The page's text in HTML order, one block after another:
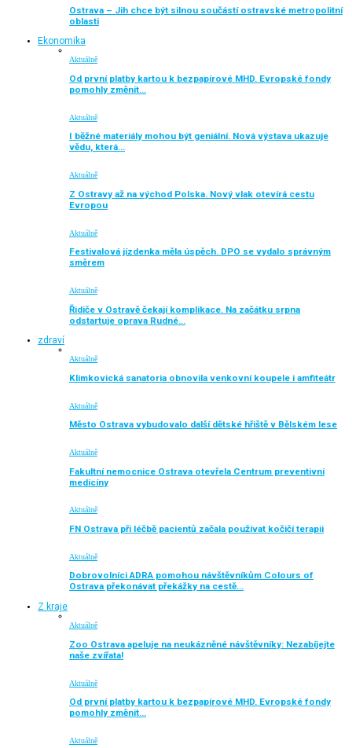
Ostrava – Jih chce být silnou součástí ostravské metropolitní
oblasti
Ekonomika
Aktuálně
Od první platby kartou k bezpapírové MHD. Evropské fondy
pomohly změnit…
Aktuálně
I běžné materiály mohou být geniální. Nová výstava ukazuje
vědu, která…
Aktuálně
Z Ostravy až na východ Polska. Nový vlak otevírá cestu
Evropou
Aktuálně
Festivalová jízdenka měla úspěch. DPO se vydalo správným
směrem
Aktuálně
Řidiče v Ostravě čekají komplikace. Na začátku srpna
odstartuje oprava Rudné…
zdraví
Aktuálně
Klimkovická sanatoria obnovila venkovní koupele i amfiteátr
Aktuálně
Město Ostrava vybudovalo další dětské hřiště v Bělském lese
Aktuálně
Fakultní nemocnice Ostrava otevřela Centrum preventivní
medicíny
Aktuálně
FN Ostrava při léčbě pacientů začala používat kočičí terapii
Aktuálně
Dobrovolníci ADRA pomohou návštěvníkům Colours of
Ostrava překonávat překážky na cestě…
Z kraje
Aktuálně
Zoo Ostrava apeluje na neukázněné návštěvníky: Nezabíjejte
naše zvířata!
Aktuálně
Od první platby kartou k bezpapírové MHD. Evropské fondy
pomohly změnit…
Aktuálně